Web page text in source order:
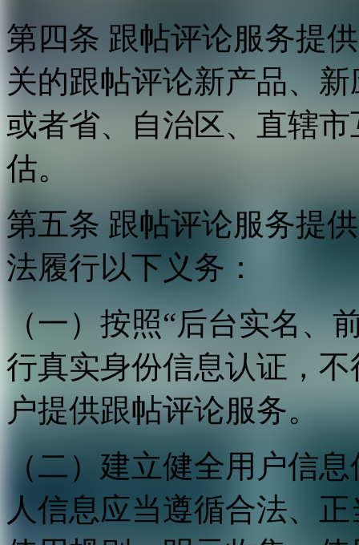
第四条 跟帖评论服务提
关的跟帖评论新产品、
或者省、自治区、直辖
估。
第五条 跟帖评论服务提
法履行以下义务：
（一）按照“后台实名、
行真实身份信息认证，
户提供跟帖评论服务。
（二）建立健全用户信
人信息应当遵循合法、